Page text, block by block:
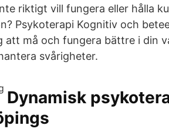
riktigt vill fungera eller hålla
Psykoterapi Kognitiv och
att må och fungera bättre i din
svårigheter.
Dynamisk